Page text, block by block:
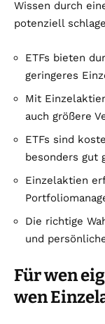
Wissen durch
potenziell
ETFs bieten
geringeres
Mit
auch größere
ETFs sind
besonders gut
Einzelaktien
Die richtige
und
Für wen
wen